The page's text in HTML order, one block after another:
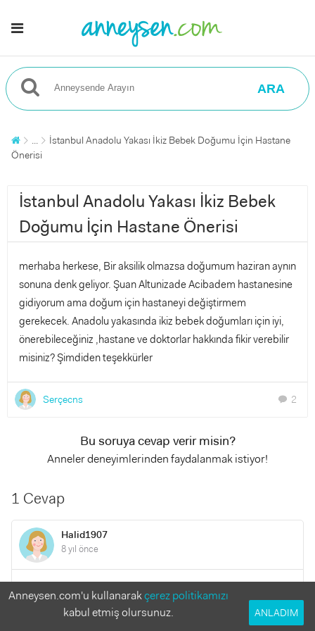
ARA
...
İstanbul Anadolu Yakası İkiz Bebek Doğumu İçin Hastane
Önerisi
İstanbul Anadolu Yakası İkiz Bebek
Doğumu İçin Hastane Önerisi
merhaba herkese, Bir aksilik olmazsa doğumum haziran aynın
sonuna denk geliyor. Şuan Altunizade Acibadem hastanesine
gidiyorum ama doğum için hastaneyi değiştirmem
gerekecek. Anadolu yakasında ikiz bebek doğumları için iyi,
önerebileceğiniz ,hastane ve doktorlar hakkında fikir verebilir
misiniz? Şimdiden teşekkürler
Serçecns chat 2
Bu soruya cevap verir misin?
Anneler deneyimlerinden faydalanmak istiyor!
1 Cevap
Halid1907
8 yıl önce
Merhabalar anadolu yakasında hastane olarak Zeynep
Kamil hastanesini tavsiye edebilirim bende hamileyim biraz
sıkıntılı o yüzden araştırmıştım bolca müdahale açısından
Anneysen.com'u kullanarakçerez politikamızı
kabul etmiş olursunuz.
ANLADIM